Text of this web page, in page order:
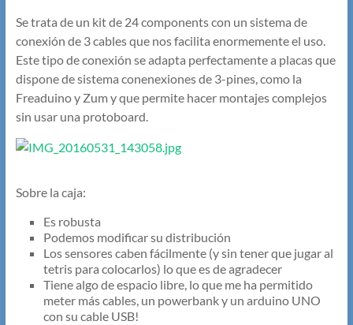
Se trata de un kit de 24 components con un sistema de
conexión de 3 cables que nos facilita enormemente el uso.
Este tipo de conexión se adapta perfectamente a placas que
dispone de sistema conenexiones de 3-pines, como la
Freaduino y Zum y que permite hacer montajes complejos
sin usar una protoboard.
Sobre la caja:
Es robusta
Podemos modificar su distribución
Los sensores caben fácilmente (y sin tener que jugar al
tetris para colocarlos) lo que es de agradecer
Tiene algo de espacio libre, lo que me ha permitido
meter más cables, un powerbank y un arduino UNO
con su cable USB!